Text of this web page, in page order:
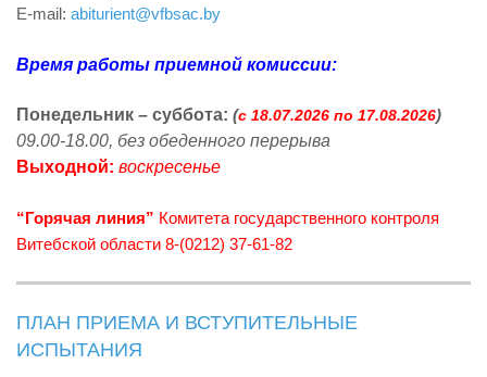
E-mail: abiturient@vfbsac.by
Время работы приемной комиссии:
Понедельник – суббота: (с 18.07.2026 по 17.08.2026)
09.00-18.00, без обеденного перерыва
Выходной: воскресенье
“Горячая линия” Комитета государственного контроля
Витебской области 8-(0212) 37-61-82
ПЛАН ПРИЕМА И ВСТУПИТЕЛЬНЫЕ
ИСПЫТАНИЯ